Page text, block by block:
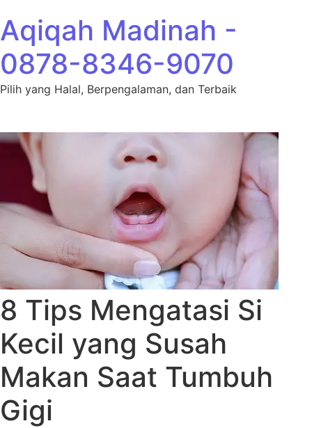
Aqiqah Madinah -
0878-8346-9070
Pilih yang Halal, Berpengalaman, dan Terbaik
8 Tips Mengatasi Si
Kecil yang Susah
Makan Saat Tumbuh
Gigi